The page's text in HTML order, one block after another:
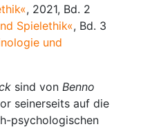
, 2021, Bd. 2
Spielethik«, Bd. 3
und
sind von Benno
seinerseits auf die
psychologischen